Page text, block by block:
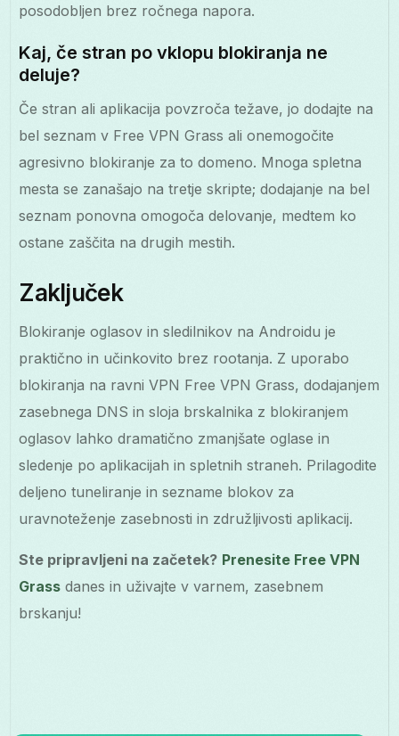
posodobljen brez ročnega napora.
Kaj, če stran po vklopu blokiranja ne
deluje?
Če stran ali aplikacija povzroča težave, jo dodajte na
bel seznam v Free VPN Grass ali onemogočite
agresivno blokiranje za to domeno. Mnoga spletna
mesta se zanašajo na tretje skripte; dodajanje na bel
seznam ponovna omogoča delovanje, medtem ko
ostane zaščita na drugih mestih.
Zaključek
Blokiranje oglasov in sledilnikov na Androidu je
praktično in učinkovito brez rootanja. Z uporabo
blokiranja na ravni VPN Free VPN Grass, dodajanjem
zasebnega DNS in sloja brskalnika z blokiranjem
oglasov lahko dramatično zmanjšate oglase in
sledenje po aplikacijah in spletnih straneh. Prilagodite
deljeno tuneliranje in sezname blokov za
uravnoteženje zasebnosti in združljivosti aplikacij.
Ste pripravljeni na začetek? Prenesite Free VPN
Grass danes in uživajte v varnem, zasebnem
brskanju!